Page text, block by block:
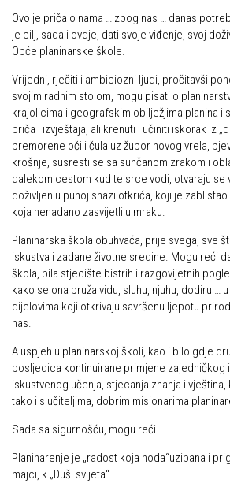
Ovo je priča o nama … zbog nas … danas
je cilj, sada i ovdje, dati svoje viđenje, svoj
Opće planinarske škole.
Vrijedni, rječiti i ambiciozni ljudi, pročitavši
svojim radnim stolom, mogu pisati o
krajolicima i geografskim obilježjima planina i
priča i izvještaja, ali krenuti i učiniti iskorak iz
premorene oči i čula uz žubor novog vrela,
krošnje, susresti se sa sunčanom zrakom i
dalekom cestom kud te srce vodi, otvaraju se
doživljen u punoj snazi otkrića, koji je
koja nenadano zasvijetli u mraku.
Planinarska škola obuhvaća, prije svega, sve
iskustva i zadane životne sredine. Mogu reći
škola, bila stjecište bistrih i razgovijetnih
kako se ona pruža vidu, sluhu, njuhu, dodiru …
dijelovima koji otkrivaju savršenu ljepotu
nas.
A uspjeh u planinarskoj školi, kao i bilo gdje
posljedica kontinuirane primjene zajedničkog
iskustvenog učenja, stjecanja znanja i
tako i s učiteljima, dobrim misionarima
Sada sa sigurnošću, mogu reći
Planinarenje je „radost koja hoda“uzibana i
majci, k „Duši svijeta“.